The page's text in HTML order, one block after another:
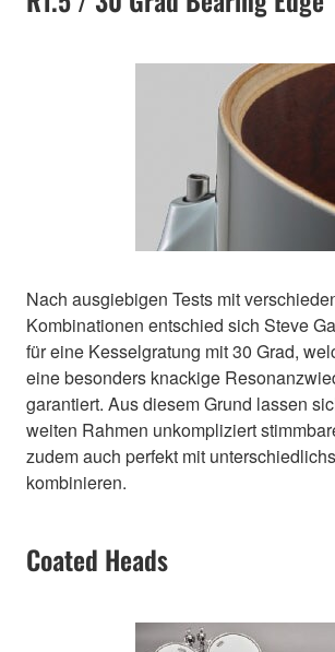
Nach ausgiebigen Tests mit
Kombinationen entschied sich Steve
für eine Kesselgratung mit 30 Grad,
eine besonders knackige
garantiert. Aus diesem Grund lassen
weiten Rahmen unkompliziert
zudem auch perfekt mit
kombinieren.
Coated Heads